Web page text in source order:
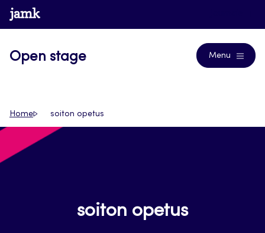
Siirry
suoraan
www.jamk.fi
Open stage Menu
Home soiton opetus
soiton opetus